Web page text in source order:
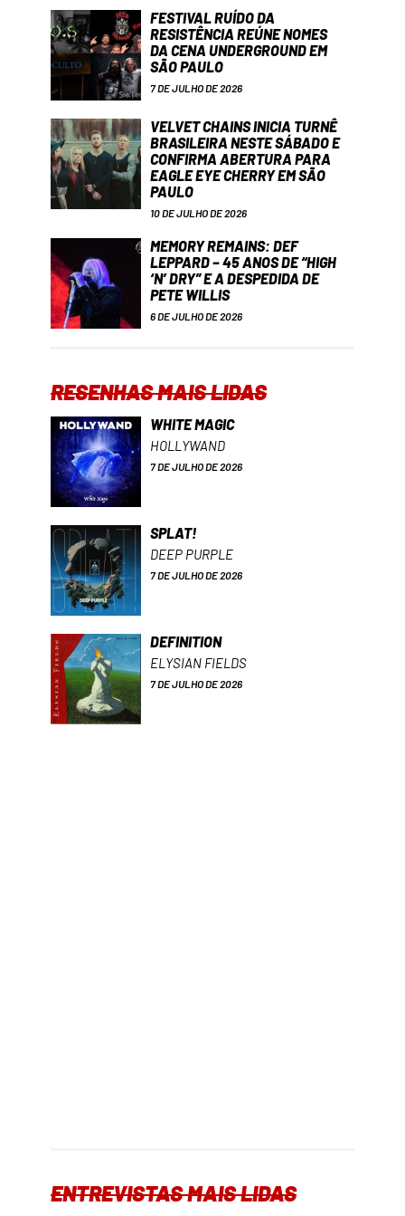
FESTIVAL RUÍDO DA
RESISTÊNCIA REÚNE NOMES
DA CENA UNDERGROUND EM
SÃO PAULO
7 DE JULHO DE 2026
VELVET CHAINS INICIA TURNÊ
BRASILEIRA NESTE SÁBADO E
CONFIRMA ABERTURA PARA
EAGLE EYE CHERRY EM SÃO
PAULO
10 DE JULHO DE 2026
MEMORY REMAINS: DEF
LEPPARD – 45 ANOS DE “HIGH
‘N’ DRY” E A DESPEDIDA DE
PETE WILLIS
6 DE JULHO DE 2026
RESENHAS MAIS LIDAS
WHITE MAGIC
HOLLYWAND
7 DE JULHO DE 2026
SPLAT!
DEEP PURPLE
7 DE JULHO DE 2026
DEFINITION
ELYSIAN FIELDS
7 DE JULHO DE 2026
ENTREVISTAS MAIS LIDAS